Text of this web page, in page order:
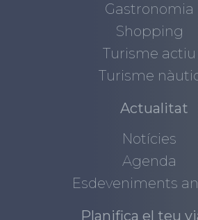
Gastronomia
Shopping
Turisme actiu
Turisme
Actualitat
Notícies
Agenda
Esdeveniments
Planifica el teu